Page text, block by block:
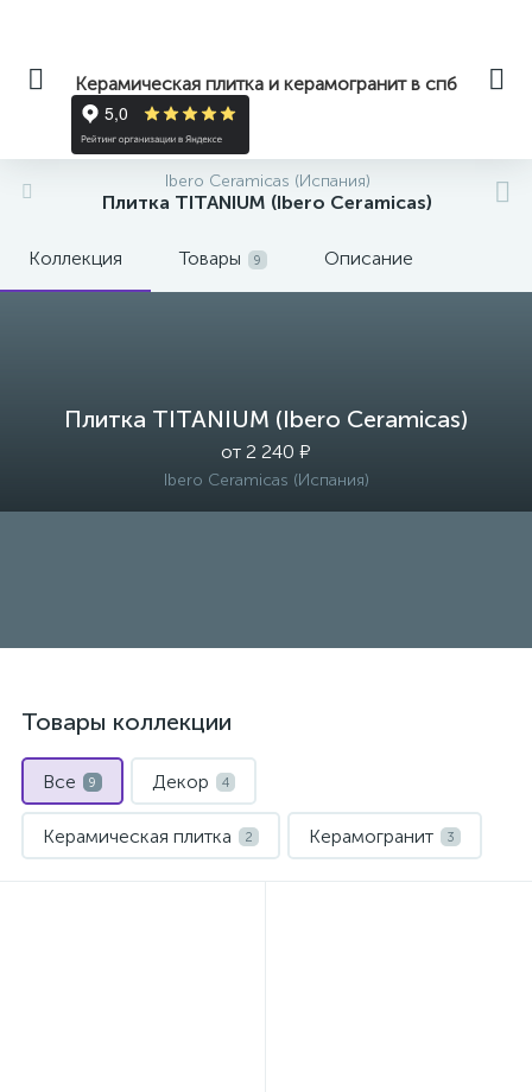
Керамическая плитка и керамогранит в спб
Ibero Ceramicas (Испания)
Плитка TITANIUM (Ibero Ceramicas)
Коллекция Товары 9 Описание
Плитка TITANIUM (Ibero Ceramicas)
от 2 240 ₽
Ibero Ceramicas (Испания)
Товары коллекции
Все 9 Декор 4
Керамическая плитка 2 Керамогранит 3